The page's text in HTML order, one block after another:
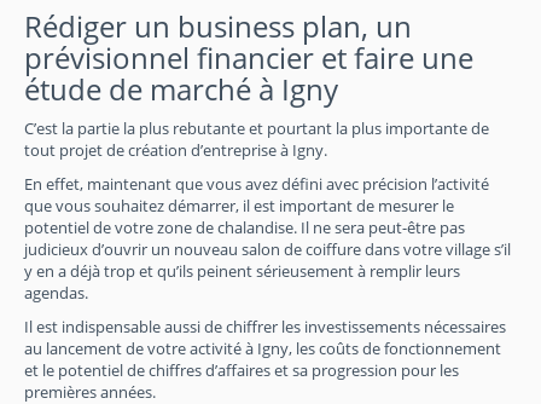
Rédiger un business plan, un
prévisionnel financier et faire une
étude de marché à Igny
C’est la partie la plus rebutante et pourtant la plus importante de
tout projet de création d’entreprise à Igny.
En effet, maintenant que vous avez défini avec précision l’activité
que vous souhaitez démarrer, il est important de mesurer le
potentiel de votre zone de chalandise. Il ne sera peut-être pas
judicieux d’ouvrir un nouveau salon de coiffure dans votre village s’il
y en a déjà trop et qu’ils peinent sérieusement à remplir leurs
agendas.
Il est indispensable aussi de chiffrer les investissements nécessaires
au lancement de votre activité à Igny, les coûts de fonctionnement
et le potentiel de chiffres d’affaires et sa progression pour les
premières années.